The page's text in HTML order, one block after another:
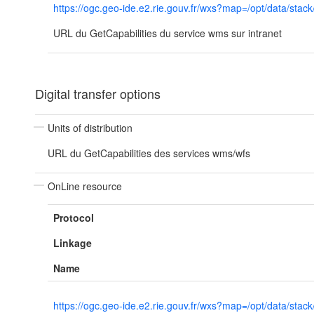
https://ogc.geo-ide.e2.rie.gouv.fr/wxs?map=/opt/data/
URL du GetCapabilities du service wms sur intranet
Digital transfer options
Units of distribution
URL du GetCapabilities des services wms/wfs
OnLine resource
Protocol
Linkage
Name
https://ogc.geo-ide.e2.rie.gouv.fr/wxs?map=/opt/data/